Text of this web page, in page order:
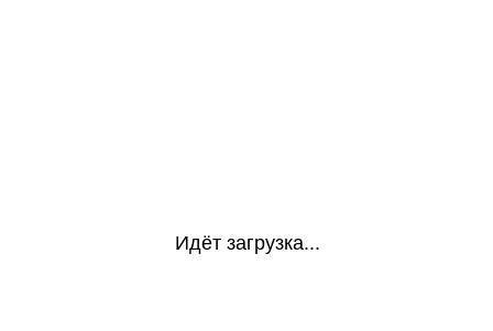
Идёт загрузка...